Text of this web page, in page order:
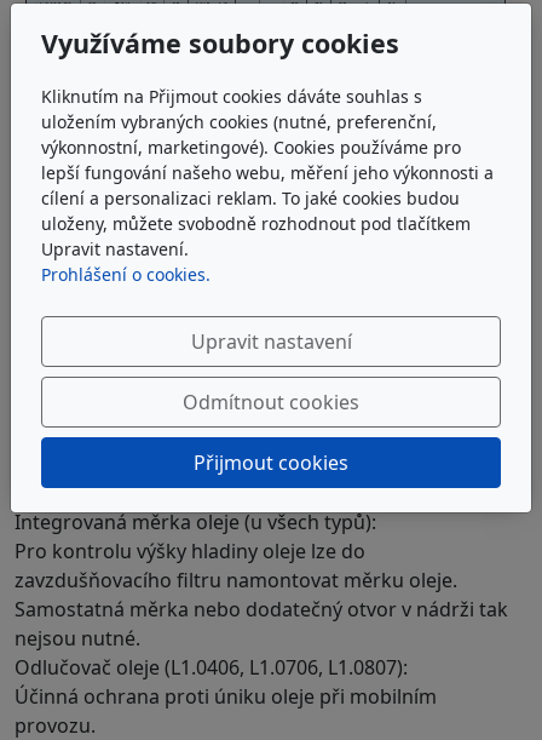
Možnosti objednávky / volitelná doplňková
provedení
Integrovaná měrka oleje (u všech typů):
Pro kontrolu výšky hladiny oleje lze do
zavzdušňovacího filtru namontovat měrku oleje.
Samostatná měrka nebo dodatečný otvor v nádrži tak
nejsou nutné.
Odlučovač oleje (L1.0406, L1.0706, L1.0807):
Účinná ochrana proti úniku oleje při mobilním
provozu.
Využíváme soubory cookies
Kliknutím na Přijmout cookies dáváte souhlas s
uložením vybraných cookies (nutné, preferenční,
výkonnostní, marketingové). Cookies používáme pro
lepší fungování našeho webu, měření jeho výkonnosti a
cílení a personalizaci reklam. To jaké cookies budou
uloženy, můžete svobodně rozhodnout pod tlačítkem
Upravit nastavení.
Prohlášení o cookies.
Upravit nastavení
Odmítnout cookies
Přijmout cookies